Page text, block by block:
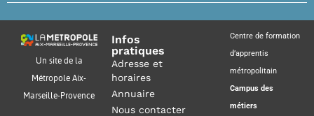
Un site de la
Métropole Aix-
Marseille-Provence
Infos
pratiques
Adresse et
horaires
Annuaire
Nous contacter
Centre de formation
d’apprentis
métropolitain
Campus des
métiers